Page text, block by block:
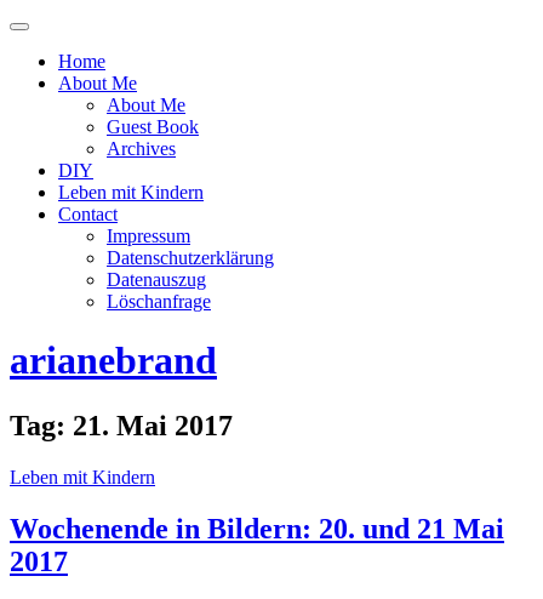
Menü
oder
ausblenden
Home
About Me
About Me
Guest Book
Archives
DIY
Leben mit Kindern
Contact
Impressum
Datenschutzerklärung
Datenauszug
Löschanfrage
arianebrand
Tag: 21. Mai 2017
Leben mit Kindern
Wochenende in Bildern: 20. und 21 Mai
2017